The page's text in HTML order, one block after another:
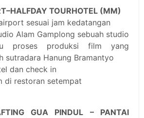
TOURHOTEL (MM)
sesuai jam kedatangan
Alam Gamplong sebuah studio
proses produksi film yang
sutradara Hanung Bramantyo
dan check in
di restoran setempat
GUA PINDUL – PANTAI